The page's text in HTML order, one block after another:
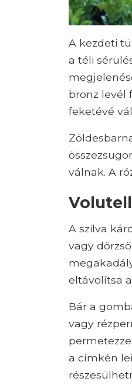
A kezdeti
a téli
bronz levél
feketévé
válnak. A
A szilva
vagy
eltávolítsa
Bár a
vagy
a címkén